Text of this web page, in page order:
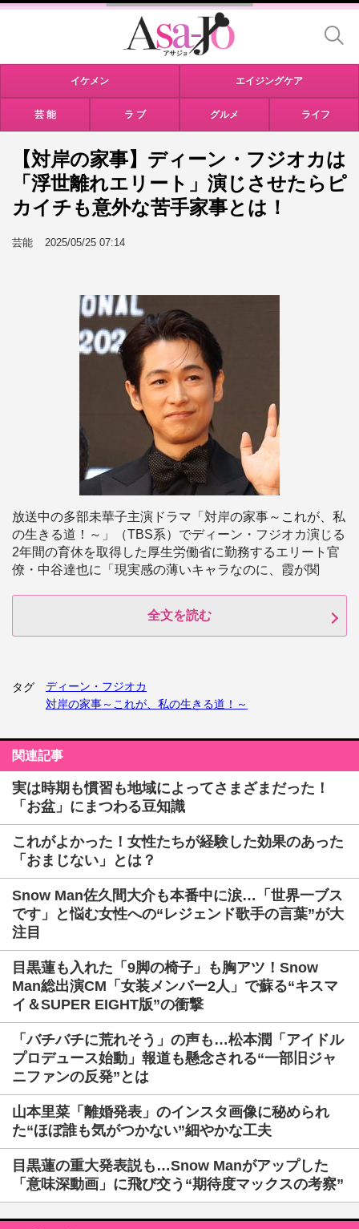
イケメン エイジングケア
芸 能 ラ ブ グルメ ライフ
【対岸の家事】ディーン・フジオカは
「浮世離れエリート」演じさせたらピ
カイチも意外な苦手家事とは！
芸能 2025/05/25 07:14
放送中の多部未華子主演ドラマ「対岸の家事～これが、私
の生きる道！～」（TBS系）でディーン・フジオカ演じる
2年間の育休を取得した厚生労働省に勤務するエリート官
僚・中谷達也に「現実感の薄いキャラなのに、霞が関
全文を読む
タグ
ディーン・フジオカ
対岸の家事～これが、私の生きる道！～
関連記事
実は時期も慣習も地域によってさまざまだった！
「お盆」にまつわる豆知識
これがよかった！女性たちが経験した効果のあった
「おまじない」とは？
Snow Man佐久間大介も本番中に涙…「世界一ブス
です」と悩む女性への“レジェンド歌手の言葉”が大
注目
目黒蓮も入れた「9脚の椅子」も胸アツ！Snow
Man総出演CM「女装メンバー2人」で蘇る“キスマ
イ＆SUPER EIGHT版”の衝撃
「バチバチに荒れそう」の声も…松本潤「アイドル
プロデュース始動」報道も懸念される“一部旧ジャ
ニファンの反発”とは
山本里菜「離婚発表」のインスタ画像に秘められ
た“ほぼ誰も気がつかない”細やかな工夫
目黒蓮の重大発表説も…Snow Manがアップした
「意味深動画」に飛び交う“期待度マックスの考察”